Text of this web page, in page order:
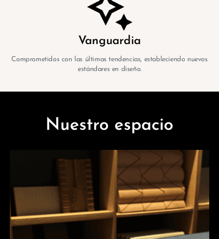
Vanguardia
Comprometidos con las últimas tendencias, estableciendo nuevos
estándares en diseño.
Nuestro espacio